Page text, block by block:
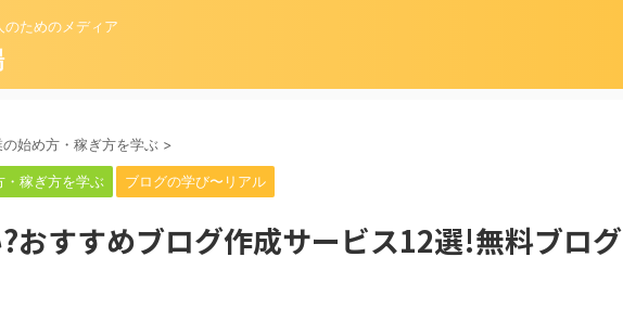
ためのメディア
始め方・稼ぎ方を学ぶ >
・稼ぎ方を学ぶ ブログの学び〜リアル
おすすめブログ作成サービス12選!無料ブログ